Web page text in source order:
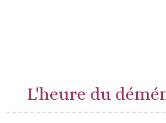
L'heure du